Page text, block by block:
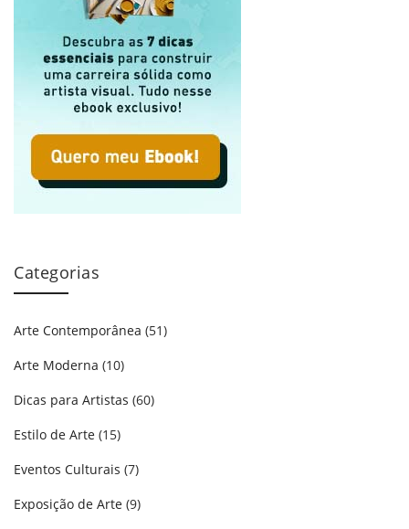
Categorias
Arte Contemporânea (51)
Arte Moderna (10)
Dicas para Artistas (60)
Estilo de Arte (15)
Eventos Culturais (7)
Exposição de Arte (9)